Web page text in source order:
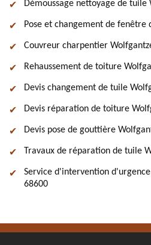
Démoussage nettoyage de tuile
Pose et changement de fenêtre
Couvreur charpentier
Rehaussement de toiture
Devis changement de tuile
Devis réparation de toiture
Devis pose de gouttière
Travaux de réparation de tuile
Service d'intervention
68600